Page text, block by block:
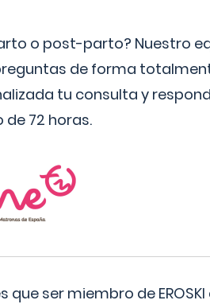
o post-parto? Nuestro
de forma
tu consulta y
72 horas.
ser miembro de EROSKI